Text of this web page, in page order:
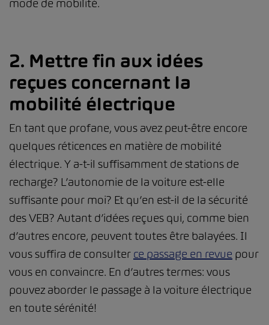
mode de mobilité.
2. Mettre fin aux idées
reçues concernant la
mobilité électrique
En tant que profane, vous avez peut-être encore
quelques réticences en matière de mobilité
électrique. Y a-t-il suffisamment de stations de
recharge? L’autonomie de la voiture est-elle
suffisante pour moi? Et qu’en est-il de la sécurité
des VEB? Autant d’idées reçues qui, comme bien
d’autres encore, peuvent toutes être balayées. Il
vous suffira de consulter ce passage en revue pour
vous en convaincre. En d’autres termes: vous
pouvez aborder le passage à la voiture électrique
en toute sérénité!